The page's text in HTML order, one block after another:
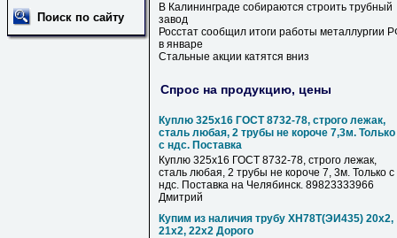
Поиск по сайту
В Калининграде собираются строить трубный
завод
Росстат сообщил итоги работы металлургии
в январе
Стальные акции катятся вниз
Спрос на продукцию, цены
Куплю 325х16 ГОСТ 8732-78, строго лежак,
сталь любая, 2 трубы не короче 7,3м. Только
с ндс. Поставка
Куплю 325х16 ГОСТ 8732-78, строго лежак,
сталь любая, 2 трубы не короче 7, 3м. Только с
ндс. Поставка на Челябинск. 89823333966
Дмитрий
Купим из наличия трубу ХН78Т(ЭИ435) 20х2,
21х2, 22х2 Дорого